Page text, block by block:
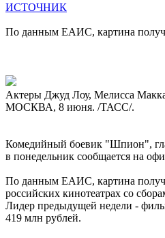
ИСТОЧНИК
По данным ЕАИС, картина
Актеры Джуд Лоу, Мелисса
МОСКВА, 8 июня. /ТАСС/.
Комедийный боевик "Шпион",
в понедельник сообщается на
По данным ЕАИС, картина
российских кинотеатрах со
Лидер предыдущей недели -
419 млн рублей.